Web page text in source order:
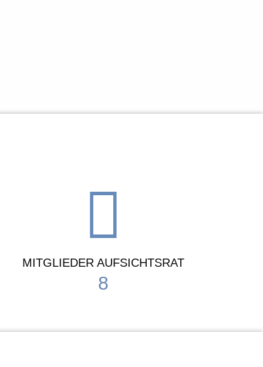
MITGLIEDER AUFSICHTSRAT
8